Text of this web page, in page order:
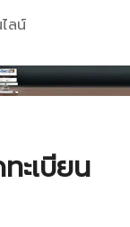
ลน์
ะเบียน